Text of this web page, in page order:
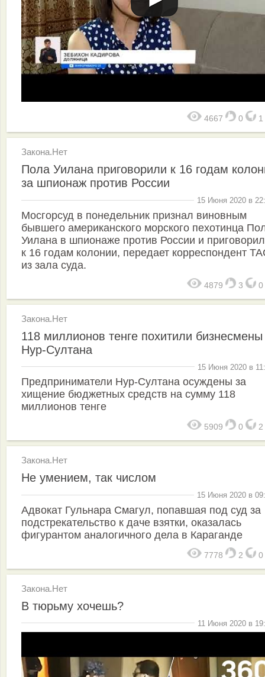
4667 0 1
Закона.Нет
Пола Уилана приговорили к 16 годам
за шпионаж против России
15 Июня 2020 в
Мосгорсуд в понедельник признал виновным
бывшего американского морского пехотинца
Уилана в шпионаже против России и
к 16 годам колонии, передает корреспондент
из зала суда.
4879 3 0
Закона.Нет
118 миллионов тенге похитили бизнесмены
Нур-Султана
15 Июня 2020 в
Предприниматели Нур-Султана осуждены за
хищение бюджетных средств на сумму 118
миллионов тенге
5909 0 2
Закона.Нет
Не умением, так числом
15 Июня 2020 в
Адвокат Гульнара Смагул, попавшая под суд за
подстрекательство к даче взятки, оказалась
фигурантом аналогичного дела в Караганде
7778 2 0
Закона.Нет
В тюрьму хочешь?
11 Июня 2020 в